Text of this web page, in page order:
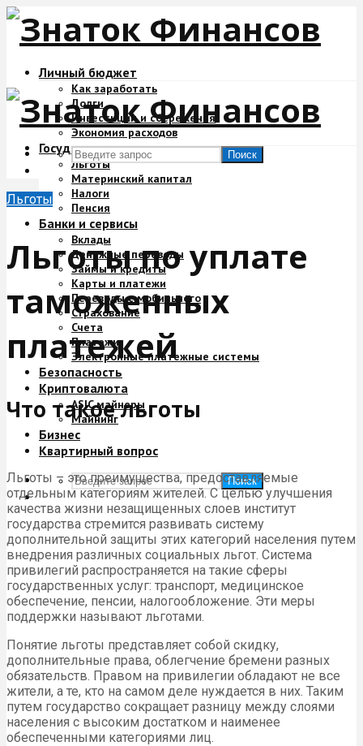
Личный бюджет
Как заработать
Долги
Инвестиции и сбережения
Экономия расходов
Государство и деньги
Льготы
Материнский капитал
Налоги
Пенсия
Банки и сервисы
Вклады
Денежные переводы
Займы и кредиты
Карты и платежи
Переводы с мобильного
Страхование
Счета
Платежи
Электронные платежные системы
Безопасность
Криптовалюта
ASIC майнеры
Майнинг
Бизнес
Квартирный вопрос
Поиск
Поиск
Льготы
Льготы по уплате
таможенных
платежей
Что такое льготы
Льготы – это преимущества, предоставляемые
отдельным категориям жителей. С целью улучшения
качества жизни незащищенных слоев институт
государства стремится развивать систему
дополнительной защиты этих категорий населения путем
внедрения различных социальных льгот. Система
привилегий распространяется на такие сферы
государственных услуг: транспорт, медицинское
обеспечение, пенсии, налогообложение. Эти меры
поддержки называют льготами.
Понятие льготы представляет собой скидку,
дополнительные права, облегчение бремени разных
обязательств. Правом на привилегии обладают не все
жители, а те, кто на самом деле нуждается в них. Таким
путем государство сокращает разницу между слоями
населения с высоким достатком и наименее
обеспеченными категориями лиц.